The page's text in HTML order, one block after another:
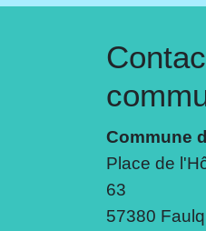
Commune
Place de
63
57380